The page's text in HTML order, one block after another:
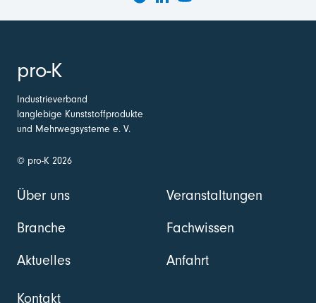
pro-K
Industrieverband
langlebige Kunststoffprodukte
und Mehrwegsysteme e. V.
© pro-K 2026
Über uns
Branche
Aktuelles
Veranstaltungen
Fachwissen
Anfahrt
Kontakt